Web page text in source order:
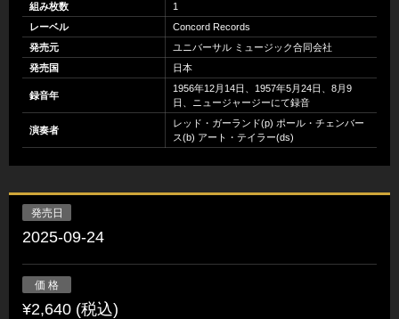
組み枚数
1
レーベル
Concord Records
発売元
ユニバーサル ミュージック合同会社
発売国
日本
録音年
1956年12月14日、1957年5月24日、8月9
日、ニュージャージーにて録音
演奏者
レッド・ガーランド(p) ポール・チェンバー
ス(b) アート・テイラー(ds)
発売日
2025-09-24
価 格
¥2,640 (税込)